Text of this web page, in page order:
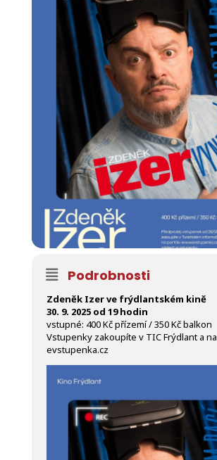
Podrobnosti
Zdeněk Izer ve frýdlantském kině
30. 9. 2025 od 19 hodin
vstupné: 400 Kč přízemí / 350 Kč balkon
Vstupenky zakoupíte v TIC Frýdlant a na
evstupenka.cz